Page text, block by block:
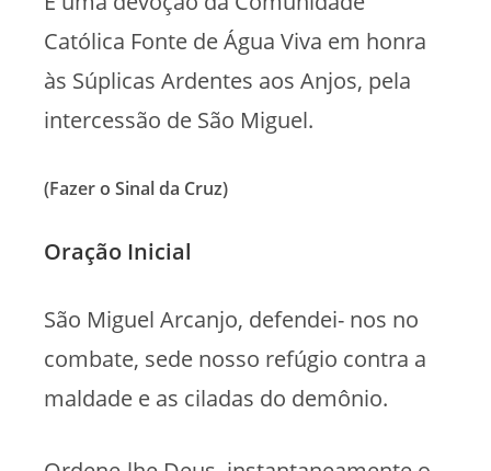
Católica Fonte de Água Viva em honra
às Súplicas Ardentes aos Anjos, pela
intercessão de São Miguel.
(Fazer o Sinal da Cruz)
Oração Inicial
São Miguel Arcanjo, defendei- nos no
combate, sede nosso refúgio contra a
maldade e as ciladas do demônio.